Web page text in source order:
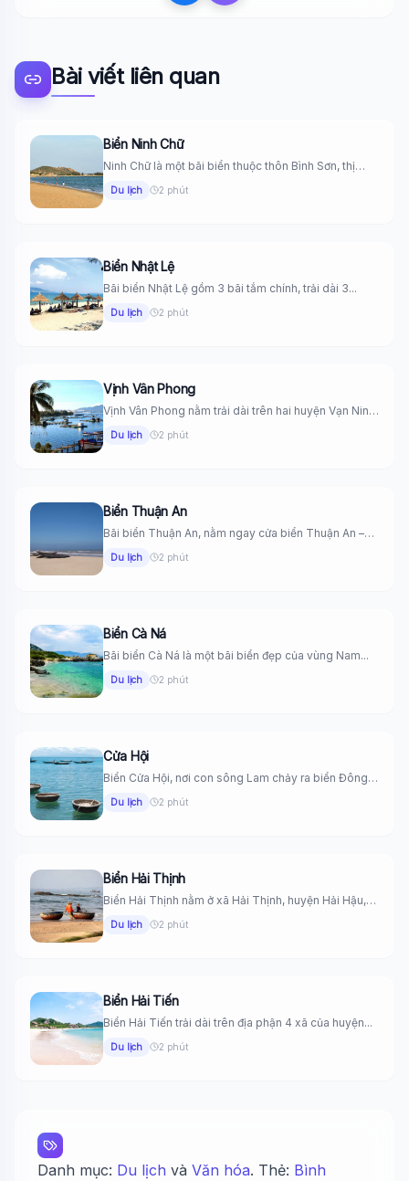
Bài viết liên quan
Biển Ninh Chữ
Ninh Chữ là một bãi biển thuộc thôn Bình Sơn, thị
Du lịch 2 phút
Biển Nhật Lệ
Bãi biển Nhật Lệ gồm 3 bãi tắm chính, trải dài 3...
Du lịch 2 phút
Vịnh Vân Phong
Vịnh Vân Phong nằm trải dài trên hai huyện Vạn Ninh
Du lịch 2 phút
Biển Thuận An
Bãi biển Thuận An, nằm ngay cửa biển Thuận An –
Du lịch 2 phút
Biển Cà Ná
Bãi biển Cà Ná là một bãi biển đẹp của vùng Nam...
Du lịch 2 phút
Cửa Hội
Biển Cửa Hội, nơi con sông Lam chảy ra biển Đông,
Du lịch 2 phút
Biển Hải Thịnh
Biển Hải Thịnh nằm ở xã Hải Thịnh, huyện Hải Hậu,
Du lịch 2 phút
Biển Hải Tiến
Biển Hải Tiến trải dài trên địa phận 4 xã của huyện...
Du lịch 2 phút
Danh mục: Du lịch và Văn hóa. Thẻ: Bình
🤖 Wiki Trợ Lý
🔬 Albert Einstein